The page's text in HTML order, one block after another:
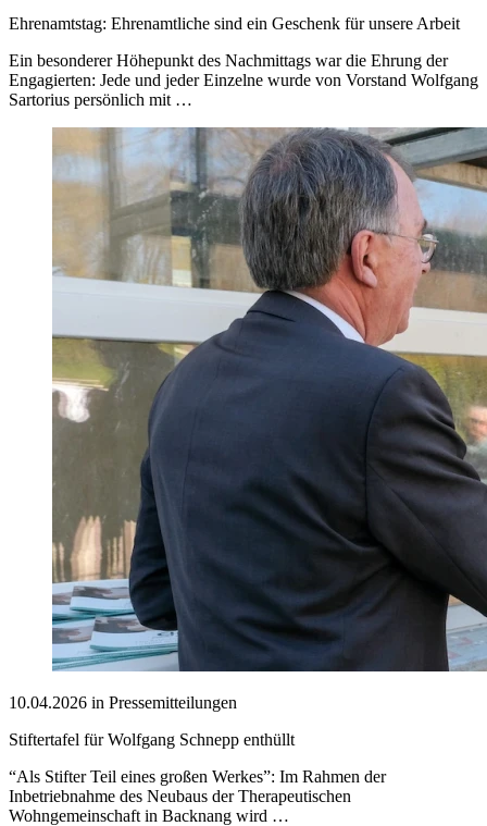
Ehrenamtstag: Ehrenamtliche sind ein Geschenk für unsere Arbeit
Ein besonderer Höhepunkt des Nachmittags war die Ehrung der
Engagierten: Jede und jeder Einzelne wurde von Vorstand Wolfgang
Sartorius persönlich mit …
10.04.2026 in Pressemitteilungen
Stiftertafel für Wolfgang Schnepp enthüllt
“Als Stifter Teil eines großen Werkes”: Im Rahmen der
Inbetriebnahme des Neubaus der Therapeutischen
Wohngemeinschaft in Backnang wird …